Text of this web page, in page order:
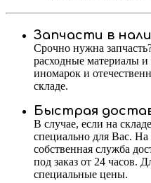
Запчасти в
Срочно нужна
расходные материалы и
иномарок и
складе.
Быстрая
В случае, если на
специально для Вас. На
собственная служба
под заказ от 24 часов.
специальные цены.